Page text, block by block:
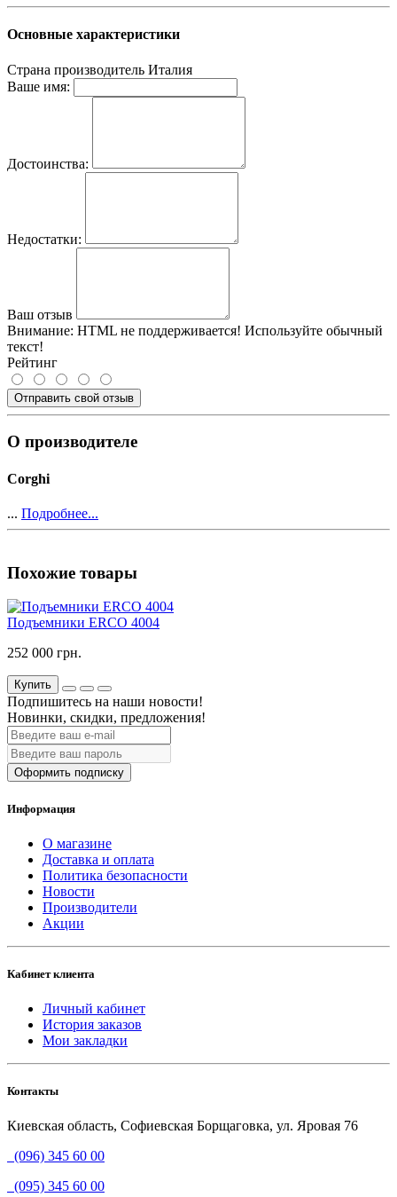
Основные характеристики
Страна производитель Италия
Ваше имя:
Достоинства:
Недостатки:
Ваш отзыв
Внимание: HTML не поддерживается! Используйте обычный
текст!
Рейтинг
Отправить свой отзыв
О производителе
Corghi
... Подробнее...
Похожие товары
Подъемники ERCO 4004
252 000 грн.
Купить
Подпишитесь на наши новости!
Новинки, скидки, предложения!
Оформить подписку
Информация
О магазине
Доставка и оплата
Политика безопасности
Новости
Производители
Акции
Кабинет клиента
Личный кабинет
История заказов
Мои закладки
Контакты
Киевская область, Софиевская Борщаговка, ул. Яровая 76
(096) 345 60 00
(095) 345 60 00